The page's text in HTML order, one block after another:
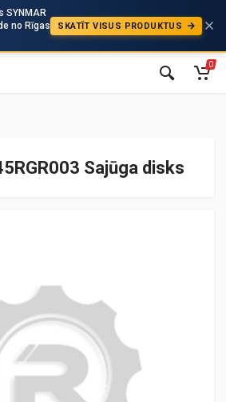
SYNMAR
no Rīgas
SKATĪT VISUS PRODUKTUS
0
Sajūga disks